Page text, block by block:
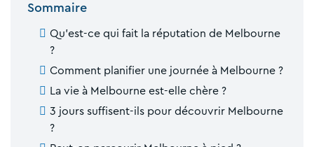
Sommaire
Qu'est-ce qui fait la réputation de Melbourne
?
Comment planifier une journée à Melbourne ?
La vie à Melbourne est-elle chère ?
3 jours suffisent-ils pour découvrir Melbourne
?